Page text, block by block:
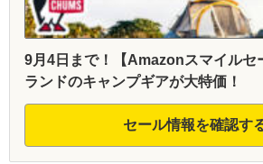
9月4日まで！【Amazonスマイルセ
ランドのキャンプギアが大特価！
セール情報を確認す